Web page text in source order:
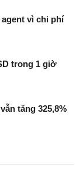
vì chi phí
trong 1 giờ
tăng 325,8%